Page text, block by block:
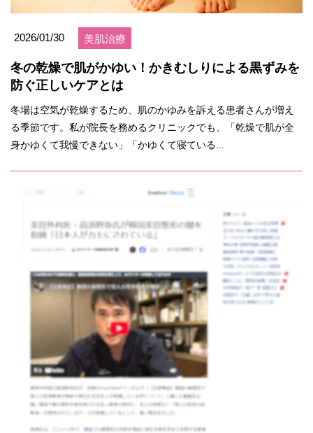
2026/01/30 美肌治療
冬の乾燥で肌がかゆい！かきむしりによる黒ずみを
防ぐ正しいケアとは
冬場は空気が乾燥するため、肌のかゆみを訴える患者さんが増え
る季節です。私が院長を務めるクリニックでも、「乾燥で肌が全
身かゆくて我慢できない」「かゆくて寝ている...